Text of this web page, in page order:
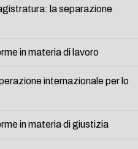
la separazione
in materia di lavoro
internazionale per lo
in materia di giustizia